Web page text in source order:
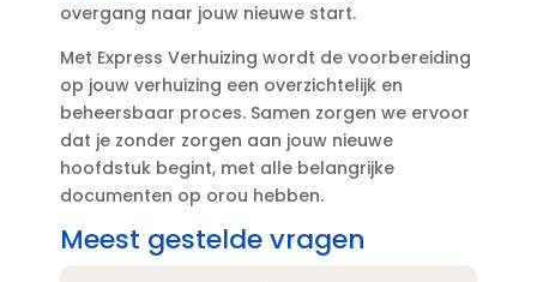
overgang naar jouw nieuwe start.​
Met Express Verhuizing wordt de voorbereiding
op jouw verhuizing een overzichtelijk en
beheersbaar proces.​ Samen zorgen we ervoor
dat je zonder zorgen aan jouw nieuwe
hoofdstuk begint, met alle belangrijke
documenten op orou hebben.​
Meest gestelde vragen